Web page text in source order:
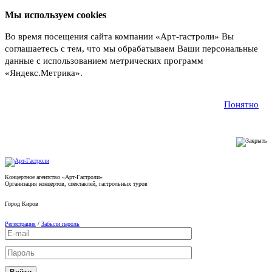
Мы используем cookies
Во время посещения сайта компании «Арт-гастроли» Вы
соглашаетесь с тем, что мы обрабатываем Ваши персональные
данные с использованием метрических программ
«Яндекс.Метрика».
Понятно
Концертное агентство «Арт-Гастроли»
Организация концертов, спектаклей, гастрольных туров
Город Киров
Регистрация / Забыли пароль